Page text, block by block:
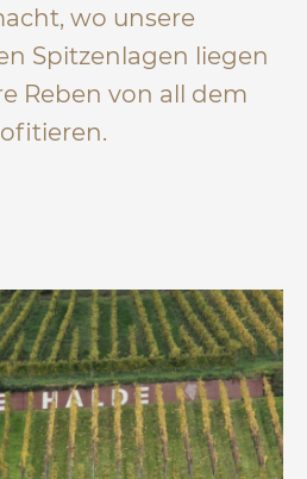
wo unsere
Spitzenlagen liegen
Reben von all dem